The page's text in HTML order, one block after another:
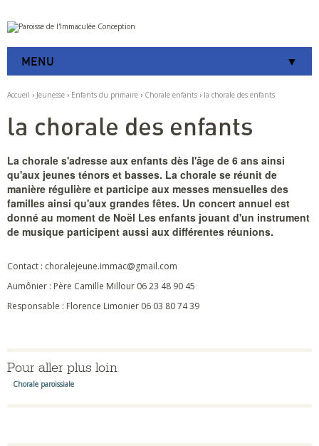
Aller
au
contenu.
à
navigation
Outils
personnels
MENU
Accueil › Jeunesse › Enfants du primaire › Chorale enfants › la chorale des enfants
la chorale des enfants
La chorale s'adresse aux enfants dès l'âge de 6 ans ainsi
qu'aux jeunes ténors et basses. La chorale se réunit de
manière régulière et participe aux messes mensuelles des
familles ainsi qu'aux grandes fêtes. Un concert annuel est
donné au moment de Noël Les enfants jouant d'un instrument
de musique participent aussi aux différentes réunions.
Contact : choralejeune.immac@gmail.com
Aumônier : Père Camille Millour 06 23 48 90 45
Responsable : Florence Limonier 06 03 80 74 39
Pour aller plus loin
Chorale paroissiale